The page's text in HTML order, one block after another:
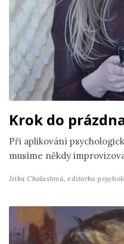
Krok do
Při aplikování
musíme někdy
Jitka Cholastová,editorka